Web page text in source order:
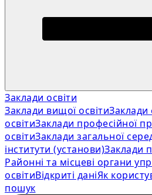
Заклади освіти
Заклади вищої освітиЗаклади
освітиЗаклади професійної
освітиЗаклади загальної
інститути (установи)Заклади
Районні та місцеві органи
освітиВідкриті даніЯк
пошук